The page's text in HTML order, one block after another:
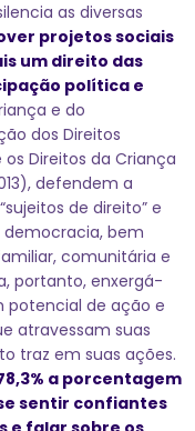
as diversas
projetos sociais
um direito das
política e
e do
dos Direitos
Direitos da Criança
defendem a
de direito” e
bem
comunitária e
portanto, enxergá-
potencial de ação e
atravessam suas
traz em suas ações.
a porcentagem
sentir confiantes